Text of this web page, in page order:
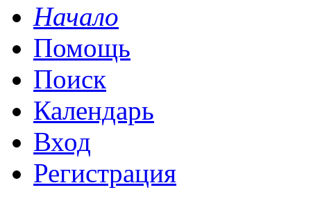
Начало
Помощь
Поиск
Календарь
Вход
Регистрация